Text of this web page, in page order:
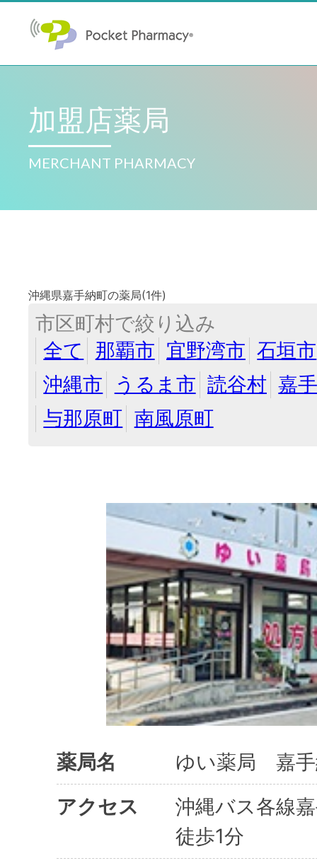
加盟店薬局
MERCHANT PHARMACY
沖縄県嘉手納町の薬局(1件)
市区町村で絞り込み
全て
那覇市 宜野湾市 石垣市
沖縄市
うるま市 読谷村 嘉
与那原町 南風原町
薬局名
ゆい薬局 嘉
アクセス
沖縄バス各線
徒歩1分